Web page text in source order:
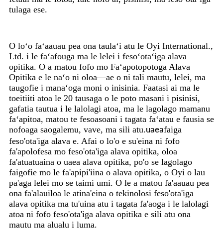
tulaga ese.
O loʻo faʻaauau pea ona taulaʻi atu le Oyi International.,
Ltd. i le faʻafouga ma le lelei i fesoʻotaʻiga alava
opitika. O a matou fofo mo Faʻapotopotoga Alava
Opitika e le naʻo ni oloa—ae o ni tali mautu, lelei, ma
taugofie i manaʻoga moni o inisinia. Faatasi ai ma le
toeitiiti atoa le 20 tausaga o le poto masani i pisinisi,
gafatia tautua i le lalolagi atoa, ma le lagolago mamanu
faʻapitoa, matou te fesoasoani i tagata faʻatau e fausia se
nofoaga saogalemu, vave, ma sili atu.uaeafaiga
feso'ota'iga alava e. Afai o lo'o e su'eina ni fofo
fa'apolofesa mo feso'ota'iga alava opitika, oloa
fa'atuatuaina o uaea alava opitika, po'o se lagolago
faigofie mo le fa'apipi'iina o alava opitika, o Oyi o lau
pa'aga lelei mo se taimi umi. O le a matou fa'aauau pea
ona fa'alauiloa le atina'eina o tekinolosi feso'ota'iga
alava opitika ma tu'uina atu i tagata fa'aoga i le lalolagi
atoa ni fofo feso'ota'iga alava opitika e sili atu ona
mautu ma alualu i luma.